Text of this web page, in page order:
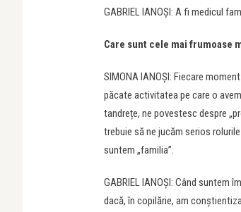
GABRIEL IANOȘI: A fi medicul
Care sunt cele mai frumoase
SIMONA IANOȘI: Fiecare
păcate activitatea pe care o
tandrețe, ne povestesc despre
trebuie să ne jucăm serios
suntem „familia”.
GABRIEL IANOȘI: Când suntem
dacă, în copilărie, am